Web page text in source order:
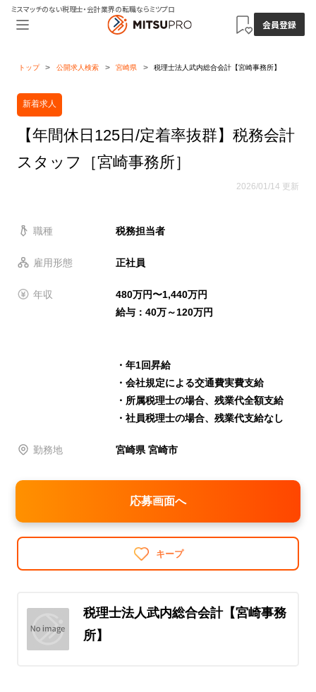
ミスマッチのない税理士・会計業界の転職ならミツプロ
会員登録
トップ 公開求人検索 宮崎県 税理士法人武内総合会計【宮崎事務所】
新着求人
【年間休日125日/定着率抜群】税務会計
スタッフ［宮崎事務所］
2026/01/14 更新
職種 税務担当者
雇用形態 正社員
年収
480万円〜1,440万円
給与：40万～120万円
・年1回昇給
・会社規定による交通費実費支給
・所属税理士の場合、残業代全額支給
・社員税理士の場合、残業代支給なし
勤務地 宮崎県 宮崎市
応募画面へ
キープ
税理士法人武内総合会計【宮崎事務
所】